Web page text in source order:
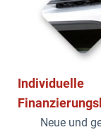
Individuelle
Neue und